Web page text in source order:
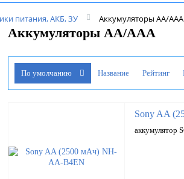
питания, АКБ, ЗУ Аккумуляторы АА/ААА
Аккумуляторы АА/ААА
По умолчанию Название Рейтинг
Sony AA
аккумулятор